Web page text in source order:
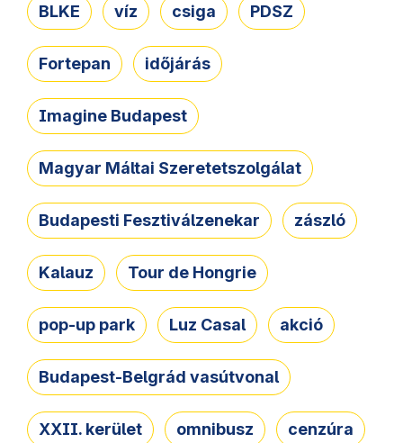
BLKE víz csiga PDSZ
Fortepan időjárás
Imagine Budapest
Magyar Máltai Szeretetszolgálat
Budapesti Fesztiválzenekar zászló
Kalauz Tour de Hongrie
pop-up park Luz Casal akció
Budapest-Belgrád vasútvonal
XXII. kerület omnibusz cenzúra